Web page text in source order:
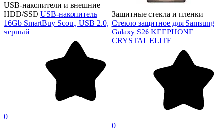
USB-накопители и внешние
HDD/SSD USB-накопитель
16Gb SmartBuy Scout, USB 2.0,
черный
0
Защитные стекла и пленки
Стекло защитное для Samsung
Galaxy S26 KEEPHONE
CRYSTAL ELITE
0